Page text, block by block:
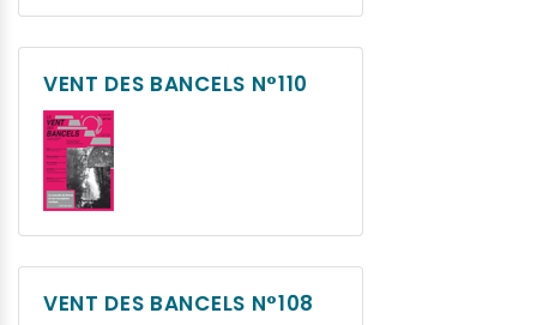
VENT DES BANCELS N°110
VENT DES BANCELS N°108